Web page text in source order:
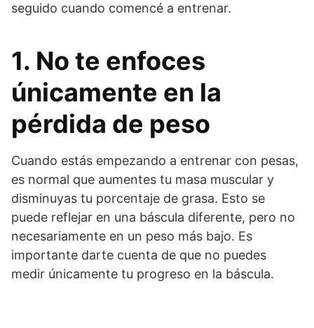
seguido cuando comencé a entrenar.
1. No te enfoces
únicamente en la
pérdida de peso
Cuando estás empezando a entrenar con pesas,
es normal que aumentes tu masa muscular y
disminuyas tu porcentaje de grasa. Esto se
puede reflejar en una báscula diferente, pero no
necesariamente en un peso más bajo. Es
importante darte cuenta de que no puedes
medir únicamente tu progreso en la báscula.